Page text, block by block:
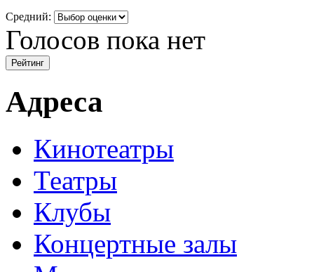
Средний:
Голосов пока нет
Адреса
Кинотеатры
Театры
Клубы
Концертные залы